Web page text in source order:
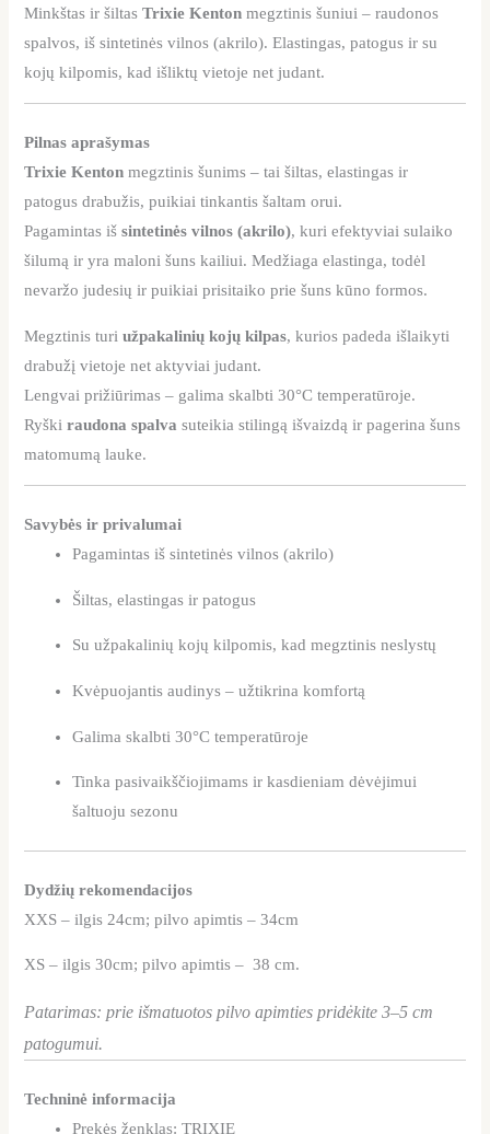
Minkštas ir šiltasTrixie Kenton megztinis šuniui – raudonos
spalvos, iš sintetinės vilnos (akrilo). Elastingas, patogus ir su
kojų kilpomis, kad išliktų vietoje net judant.
Pilnas aprašymas
Trixie Kenton megztinis šunims – tai šiltas, elastingas ir
patogus drabužis, puikiai tinkantis šaltam orui.
Pagamintas išsintetinės vilnos (akrilo), kuri efektyviai sulaiko
šilumą ir yra maloni šuns kailiui. Medžiaga elastinga, todėl
nevaržo judesių ir puikiai prisitaiko prie šuns kūno formos.
Megztinis turiužpakalinių kojų kilpas, kurios padeda išlaikyti
drabužį vietoje net aktyviai judant.
Lengvai prižiūrimas – galima skalbti 30°C temperatūroje.
Ryškiraudona spalva suteikia stilingą išvaizdą ir pagerina šuns
matomumą lauke.
Savybės ir privalumai
Pagamintas iš sintetinės vilnos (akrilo)
Šiltas, elastingas ir patogus
Su užpakalinių kojų kilpomis, kad megztinis neslystų
Kvėpuojantis audinys – užtikrina komfortą
Galima skalbti 30°C temperatūroje
Tinka pasivaikščiojimams ir kasdieniam dėvėjimui
šaltuoju sezonu
Dydžių rekomendacijos
XXS – ilgis 24cm; pilvo apimtis – 34cm
XS – ilgis 30cm; pilvo apimtis – 38 cm.
Patarimas: prie išmatuotos pilvo apimties pridėkite 3–5 cm
patogumui.
Techninė informacija
Prekės ženklas: TRIXIE